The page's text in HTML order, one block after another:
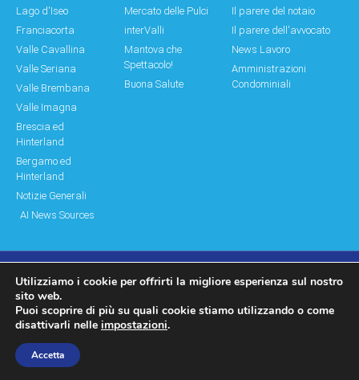
Lago d'Iseo
Franciacorta
Valle Cavallina
Valle Seriana
Valle Brembana
Valle Imagna
Brescia ed
Hinterland
Bergamo ed
Hinterland
Notizie Generali
AI News Sources
Mercato delle Pulci
interValli
Mantova che
Spettacolo!
Buona Salute
Il parere del notaio
Il parere dell'avvocato
News Lavoro
Amministrazioni
Condominiali
© Copyright 2011 – 2026 Montagne & Paesi
Log In|Log Out Privacy Policy
Utilizziamo i cookie per offrirti la migliore esperienza sul nostro
sito web.
Puoi scoprire di più su quali cookie stiamo utilizzando o come
disattivarli nelle impostazioni.
Accetta